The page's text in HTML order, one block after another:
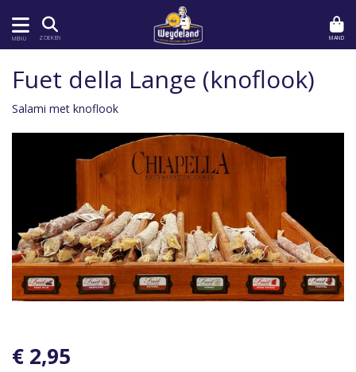
MENU ZOEKEN MAND
Fuet della Lange (knoflook)
Salami met knoflook
€ 2,95